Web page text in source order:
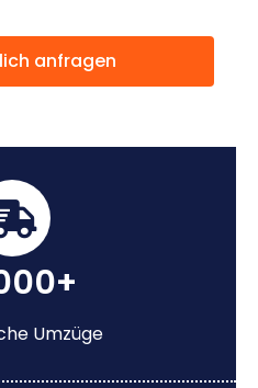
anfragen
Umzüge